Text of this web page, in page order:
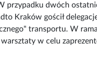
dwóch
Kraków gościł
transportu. W
w celu